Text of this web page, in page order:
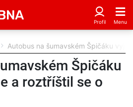
Autobus na šumavském Špičáku
Špičáku
a roztříštil se o